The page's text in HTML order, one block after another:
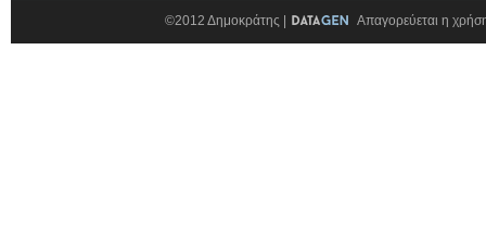
©2012 Δημοκράτης | Απαγορεύεται η